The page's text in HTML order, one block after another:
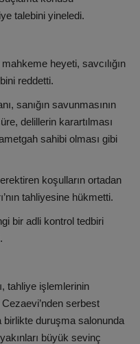
talebini yineledi.
heyeti, savcılığın
reddetti.
sanığın savunmasının
delillerin karartılması
sahibi olması gibi
koşulların ortadan
tahliyesine hükmetti.
bir adli kontrol tedbiri
tahliye işlemlerinin
serbest
birlikte duruşma salonunda
büyük sevinç